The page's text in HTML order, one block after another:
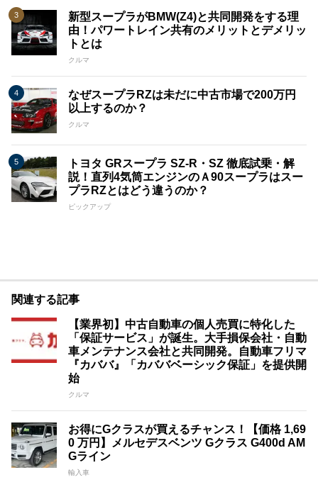
新型スープラがBMW(Z4)と共同開発をする理
由！パワートレイン共有のメリットとデメリッ
トとは
クルマ
なぜスープラRZは未だに中古市場で200万円
以上するのか？
クルマ
トヨタ GRスープラ SZ-R・SZ 徹底試乗・解
説！直列4気筒エンジンのＡ90スープラはスー
プラRZとはどう違うのか？
ピックアップ
関連する記事
【業界初】中古自動車の個人売買に特化した
「保証サービス」が誕生。大手損保会社・自動
車メンテナンス会社と共同開発。自動車フリマ
『カババ』「カババベーシック保証」を提供開
始
クルマ
お得にGクラスが買えるチャンス！【価格 1,69
0 万円】メルセデスベンツ Gクラス G400d AM
Gライン
輸入車